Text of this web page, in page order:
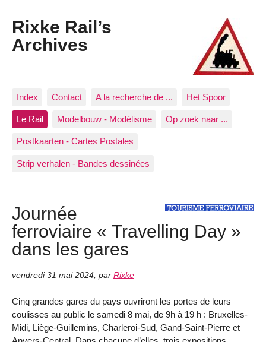
Rixke Rail’s
Archives
Index Contact A la recherche de ... Het Spoor
Le Rail Modelbouw - Modélisme Op zoek naar ...
Postkaarten - Cartes Postales
Strip verhalen - Bandes dessinées
Journée
ferroviaire « Travelling Day »
dans les gares
vendredi 31 mai 2024, par Rixke
Cinq grandes gares du pays ouvriront les portes de leurs
coulisses au public le samedi 8 mai, de 9h à 19 h : Bruxelles-
Midi, Liège-Guillemins, Charleroi-Sud, Gand-Saint-Pierre et